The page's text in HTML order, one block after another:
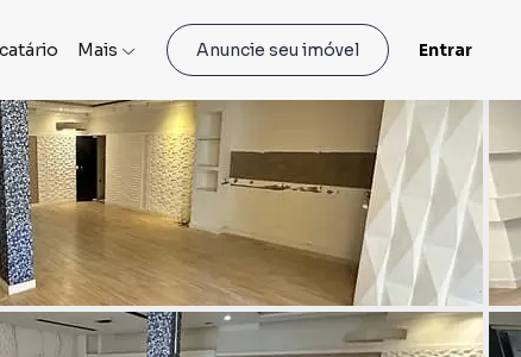
Mais Anuncie seu imóvel Entrar